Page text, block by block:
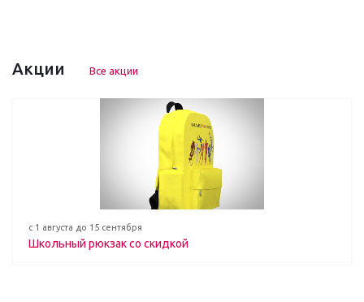
Акции Все акции
с 1 августа до 15 сентября
Школьный рюкзак со скидкой